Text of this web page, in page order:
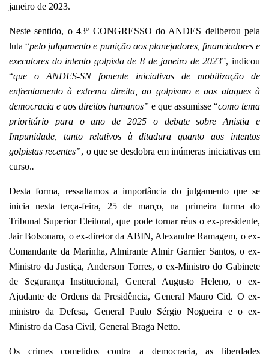
janeiro de 2023.
Neste sentido, o 43º CONGRESSO do ANDES deliberou pela
luta “pelo julgamento e punição aos planejadores, financiadores e
executores do intento golpista de 8 de janeiro de 2023”, indicou
“que o ANDES-SN fomente iniciativas de mobilização de
enfrentamento à extrema direita, ao golpismo e aos ataques à
democracia e aos direitos humanos” e que assumisse “como tema
prioritário para o ano de 2025 o debate sobre Anistia e
Impunidade, tanto relativos à ditadura quanto aos intentos
golpistas recentes”, o que se desdobra em inúmeras iniciativas em
curso..
Desta forma, ressaltamos a importância do julgamento que se
inicia nesta terça-feira, 25 de março, na primeira turma do
Tribunal Superior Eleitoral, que pode tornar réus o ex-presidente,
Jair Bolsonaro, o ex-diretor da ABIN, Alexandre Ramagem, o ex-
Comandante da Marinha, Almirante Almir Garnier Santos, o ex-
Ministro da Justiça, Anderson Torres, o ex-Ministro do Gabinete
de Segurança Institucional, General Augusto Heleno, o ex-
Ajudante de Ordens da Presidência, General Mauro Cid. O ex-
ministro da Defesa, General Paulo Sérgio Nogueira e o ex-
Ministro da Casa Civil, General Braga Netto.
Os crimes cometidos contra a democracia, as liberdades